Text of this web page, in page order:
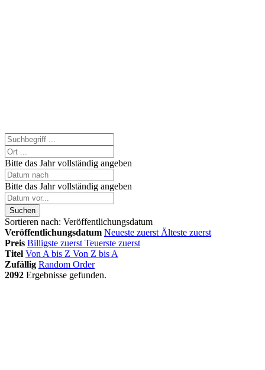
Bitte das Jahr vollständig angeben
Bitte das Jahr vollständig angeben
Suchen
Sortieren nach: Veröffentlichungsdatum
Veröffentlichungsdatum Neueste zuerst Älteste zuerst
Preis Billigste zuerst Teuerste zuerst
Titel Von A bis Z Von Z bis A
Zufällig Random Order
2092 Ergebnisse gefunden.